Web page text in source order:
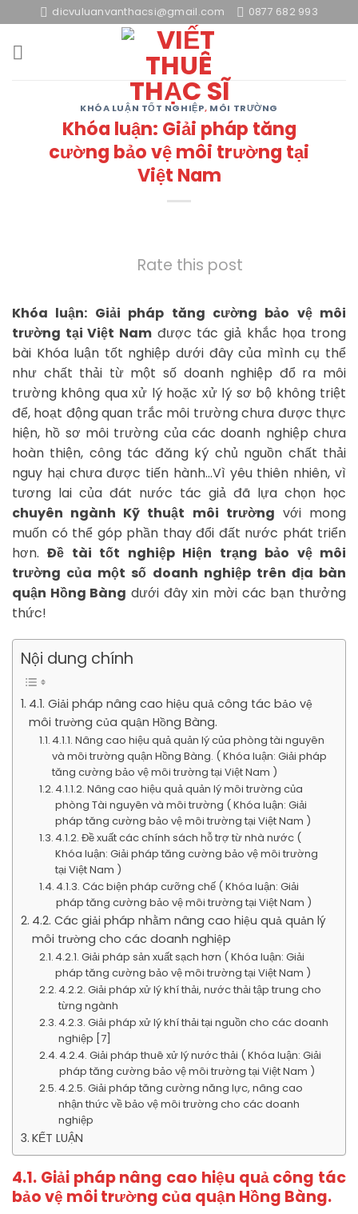
to
content
dicvuluanvanthacsi@gmail.com 0877 682 993
KHÓA LUẬN TỐT NGHIỆP, MÔI TRƯỜNG
Khóa luận: Giải pháp tăng
cường bảo vệ môi trường tại
Việt Nam
Rate this post
Khóa luận: Giải pháp tăng cường bảo vệ môi
trường tại Việt Nam được tác giả khắc họa trong
bài Khóa luận tốt nghiệp dưới đây của mình cụ thể
như chất thải từ một số doanh nghiệp đổ ra môi
trường không qua xử lý hoặc xử lý sơ bộ không triệt
để, hoạt động quan trắc môi trường chưa được thực
hiện, hồ sơ môi trường của các doanh nghiệp chưa
hoàn thiện, công tác đăng ký chủ nguồn chất thải
nguy hại chưa được tiến hành…Vì yêu thiên nhiên, vì
tương lai của đát nước tác giả đã lựa chọn học
chuyên ngành Kỹ thuật môi trường với mong
muốn có thể góp phần thay đổi đất nước phát triển
hơn.Đề tài tốt nghiệp Hiện trạng bảo vệ môi
trường của một số doanh nghiệp trên địa bàn
quận Hồng Bàng dưới đây xin mời các bạn thưởng
thức!
Nội dung chính
4.1. Giải pháp nâng cao hiệu quả công tác bảo vệ
môi trường của quận Hồng Bàng.
4.1.1. Nâng cao hiệu quả quản lý của phòng tài nguyên
và môi trường quận Hồng Bàng. ( Khóa luận: Giải pháp
tăng cường bảo vệ môi trường tại Việt Nam )
4.1.1.2. Nâng cao hiệu quả quản lý môi trường của
phòng Tài nguyên và môi trường ( Khóa luận: Giải
pháp tăng cường bảo vệ môi trường tại Việt Nam )
4.1.2. Đề xuất các chính sách hỗ trợ từ nhà nước (
Khóa luận: Giải pháp tăng cường bảo vệ môi trường
tại Việt Nam )
4.1.3. Các biện pháp cưỡng chế ( Khóa luận: Giải
pháp tăng cường bảo vệ môi trường tại Việt Nam )
4.2. Các giải pháp nhằm nâng cao hiệu quả quản lý
môi trường cho các doanh nghiệp
4.2.1. Giải pháp sản xuất sạch hơn ( Khóa luận: Giải
pháp tăng cường bảo vệ môi trường tại Việt Nam )
4.2.2. Giải pháp xử lý khí thải, nước thải tập trung cho
từng ngành
4.2.3. Giải pháp xử lý khí thải tại nguồn cho các doanh
nghiệp [7]
4.2.4. Giải pháp thuê xử lý nước thải ( Khóa luận: Giải
pháp tăng cường bảo vệ môi trường tại Việt Nam )
4.2.5. Giải pháp tăng cường năng lực, nâng cao
nhận thức về bảo vệ môi trường cho các doanh
nghiệp
KẾT LUẬN
4.1. Giải pháp nâng cao hiệu quả công tác
bảo vệ môi trường của quận Hồng Bàng.